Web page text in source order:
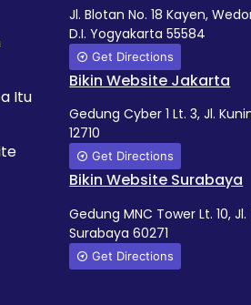
Itu
Jl. Blotan No. 18 Kayen,
D.I. Yogyakarta 55584
Get Directions
Bikin Website Jakarta
Gedung Cyber 1 Lt. 3, Jl.
12710
Get Directions
Bikin Website Surabaya
Gedung MNC Tower Lt. 10,
Surabaya 60271
Get Directions